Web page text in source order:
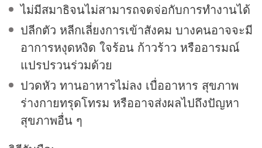
ไม่มีสมาธิจนไม่สามารถจดจ่อกับการทำงานได้
ปลีกตัว หลีกเลี่ยงการเข้าสังคม บางคนอาจจะมี
อาการหงุดหงิด ใจร้อน ก้าวร้าว หรืออารมณ์
แปรปรวนร่วมด้วย
ปวดหัว ทานอาหารไม่ลง เบื่ออาหาร สุขภาพ
ร่างกายทรุดโทรม หรืออาจส่งผลไปถึงปัญหา
สุขภาพอื่น ๆ